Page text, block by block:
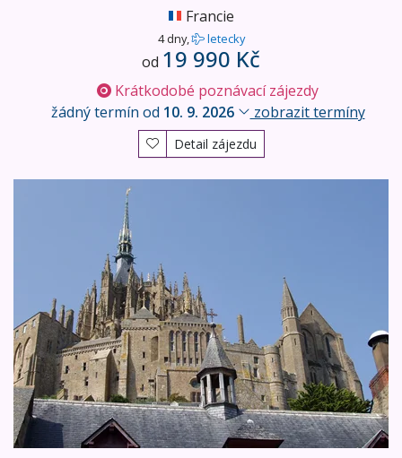
Francie
4 dny, letecky
od 19 990 Kč
Krátkodobé poznávací zájezdy
žádný termín od 10. 9. 2026 zobrazit termíny
Detail zájezdu
Normandie a severní Bretaň